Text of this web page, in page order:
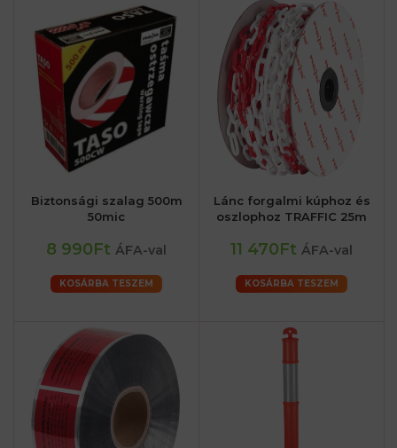
Biztonsági szalag 500m
50mic
8 990Ft ÁFA-val
KOSÁRBA TESZEM
Lánc forgalmi kúphoz és
oszlophoz TRAFFIC 25m
11 470Ft ÁFA-val
KOSÁRBA TESZEM